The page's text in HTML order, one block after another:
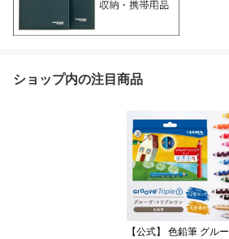
ショップ内の注目商品
【公式】 色鉛筆 グルー